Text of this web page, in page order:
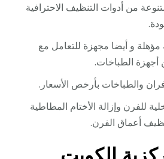
من أدوات التنظيف الاحترافية
و أيضا مجهزة للتعامل مع
الطباخات.
والطباخات بأرخص الأسعار.
للفرن وإزالة الأختام المطاطية
أعماق الفرن.